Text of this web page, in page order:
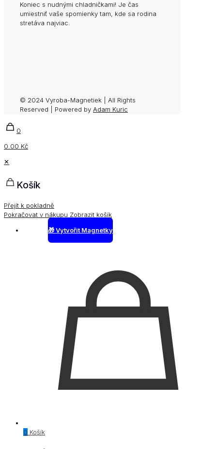
Koniec s nudnými chladničkami! Je čas
umiestniť vaše spomienky tam, kde sa rodina
stretáva najviac.
© 2024 Vyroba-Magnetiek | All Rights
Reserved | Powered by Adam Kuric
0
0.00 Kč
✕
Košík
Přejít k pokladně
Pokračovat v nákupu Zobrazit košík
🎁 Vytvořit Magnetky
0 Košík